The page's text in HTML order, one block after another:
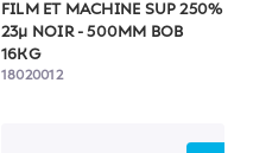
FILM ET MACHINE SUP 250%
23µ NOIR - 500MM BOB
16KG
18020012